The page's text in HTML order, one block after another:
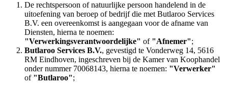
De rechtspersoon of natuurlijke persoon handelend in de
uitoefening van beroep of bedrijf die met Butlaroo Services
B.V. een overeenkomst is aangegaan voor de afname van
Diensten, hierna te noemen:
"Verwerkingsverantwoordelijke" of "Afnemer";
Butlaroo Services B.V., gevestigd te Vonderweg 14, 5616
RM Eindhoven, ingeschreven bij de Kamer van Koophandel
onder nummer 70068143, hierna te noemen: "Verwerker"
of "Butlaroo";